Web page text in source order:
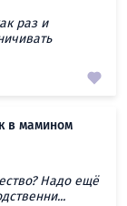
раз и
в мамином
Надо ещё